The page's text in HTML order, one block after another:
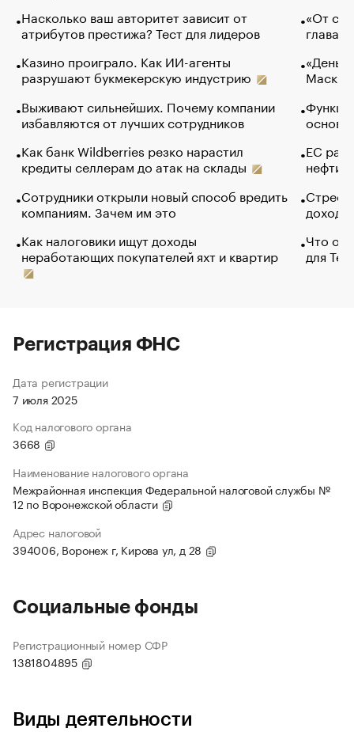
Насколько ваш авторитет зависит от
атрибутов престижа? Тест для лидеров
Казино проиграло. Как ИИ-агенты
разрушают букмекерскую индустрию
Выживают сильнейших. Почему компании
избавляются от лучших сотрудников
Как банк Wildberries резко нарастил
кредиты селлерам до атак на склады
Сотрудники открыли новый способ вредить
компаниям. Зачем им это
Как налоговики ищут доходы
неработающих покупателей яхт и квартир
«От
глава
Маск в
основ
ЕС
нефти
Что
для
Регистрация ФНС
Дата регистрации
7 июля 2025
Код налогового органа
3668
Наименование налогового органа
Межрайонная инспекция Федеральной налоговой службы №
12 по Воронежской области
Адрес налоговой
394006, Воронеж г, Кирова ул, д 28
Социальные фонды
Регистрационный номер СФР
1381804895
Виды деятельности